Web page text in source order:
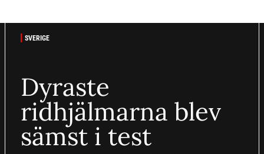
SVERIGE
Dyraste
ridhjälmarna blev
sämst i test